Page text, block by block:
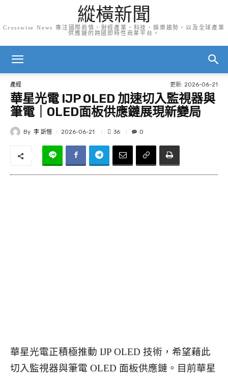
縱橫新聞
Crosswise News 專注國際商情、財經產業、科技、娛樂趨勢，以及全球產業
供應鏈的跨國即時性商業平台。
產經 更新: 2026-06-21
華星光電 IJP OLED 加速切入監視器與
筆電｜OLED面板供應鏈展現新變局
By 李 訢愷 2026-06-21 36 0
華星光電正積極推動 IJP OLED 技術，希望藉此
切入監視器與筆電 OLED 面板供應鏈。 目前華星